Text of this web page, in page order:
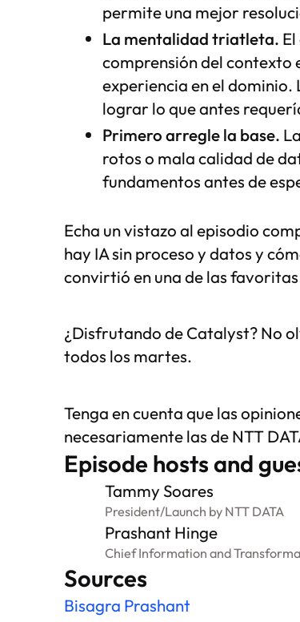
permite una mejor
La mentalidad triatleta.
comprensión del contexto
experiencia en el dominio.
lograr lo que antes
Primero arregle la base.
rotos o mala calidad de
fundamentos antes de
Echa un vistazo al episodio
hay IA sin proceso y datos y
convirtió en una de las
¿Disfrutando de Catalyst? No
todos los martes.
Tenga en cuenta que las
necesariamente las de NTT
Episode hosts and
Tammy Soares
President/Launch by NTT DATA
Prashant Hinge
Chief Information and
Sources
Bisagra Prashant